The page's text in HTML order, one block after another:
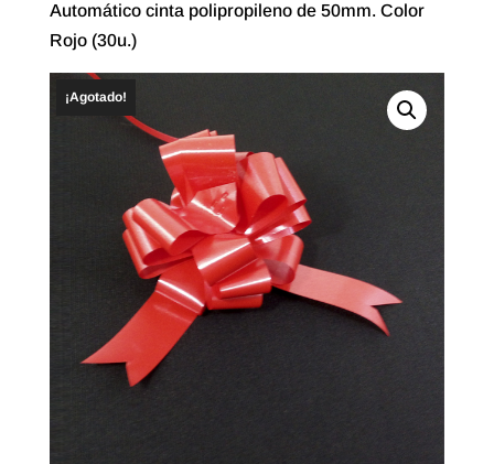
Automático cinta polipropileno de 50mm. Color
Rojo (30u.)
¡Agotado!